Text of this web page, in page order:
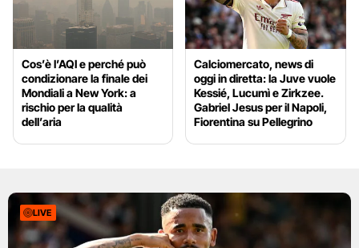
Cos’è l’AQI e perché può
condizionare la finale dei
Mondiali a New York: a
rischio per la qualità
dell’aria
Calciomercato, news di
oggi in diretta: la Juve vuole
Kessié, Lucumì e Zirkzee.
Gabriel Jesus per il Napoli,
Fiorentina su Pellegrino
LIVE